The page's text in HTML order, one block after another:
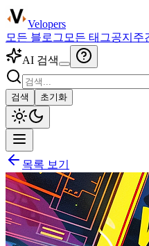
Velopers
모든 블로그 모든 태그공지 주
AI 검색
검색 초기화
목록 보기